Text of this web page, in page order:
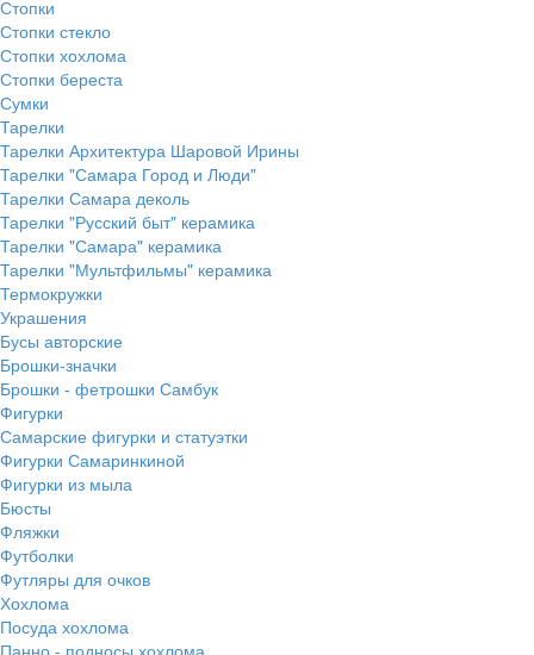
Стопки
Стопки стекло
Стопки хохлома
Стопки береста
Сумки
Тарелки
Тарелки Архитектура Шаровой Ирины
Тарелки "Самара Город и Люди"
Тарелки Самара деколь
Тарелки "Русский быт" керамика
Тарелки "Самара" керамика
Тарелки "Мультфильмы" керамика
Термокружки
Украшения
Бусы авторские
Брошки-значки
Брошки - фетрошки Самбук
Фигурки
Самарские фигурки и статуэтки
Фигурки Самаринкиной
Фигурки из мыла
Бюсты
Фляжки
Футболки
Футляры для очков
Хохлома
Посуда хохлома
Панно - подносы хохлома